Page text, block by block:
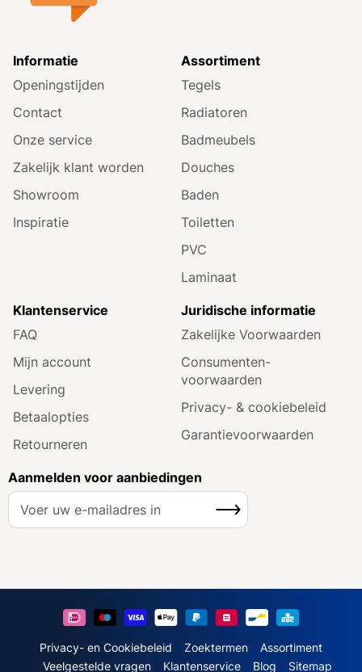
Informatie
Openingstijden
Contact
Onze service
Zakelijk klant worden
Showroom
Inspiratie
Assortiment
Tegels
Radiatoren
Badmeubels
Douches
Baden
Toiletten
PVC
Laminaat
Klantenservice
FAQ
Mijn account
Levering
Betaalopties
Retourneren
Juridische informatie
Zakelijke Voorwaarden
Consumenten­
voorwaarden
Privacy- & cookiebeleid
Garantie­voorwaarden
Aanmelden voor aanbiedingen
A
e
Inschrijven
Privacy- en Cookiebeleid Zoektermen
Assortiment
Veelgestelde vragen
Klantenservice Blog Sitemap